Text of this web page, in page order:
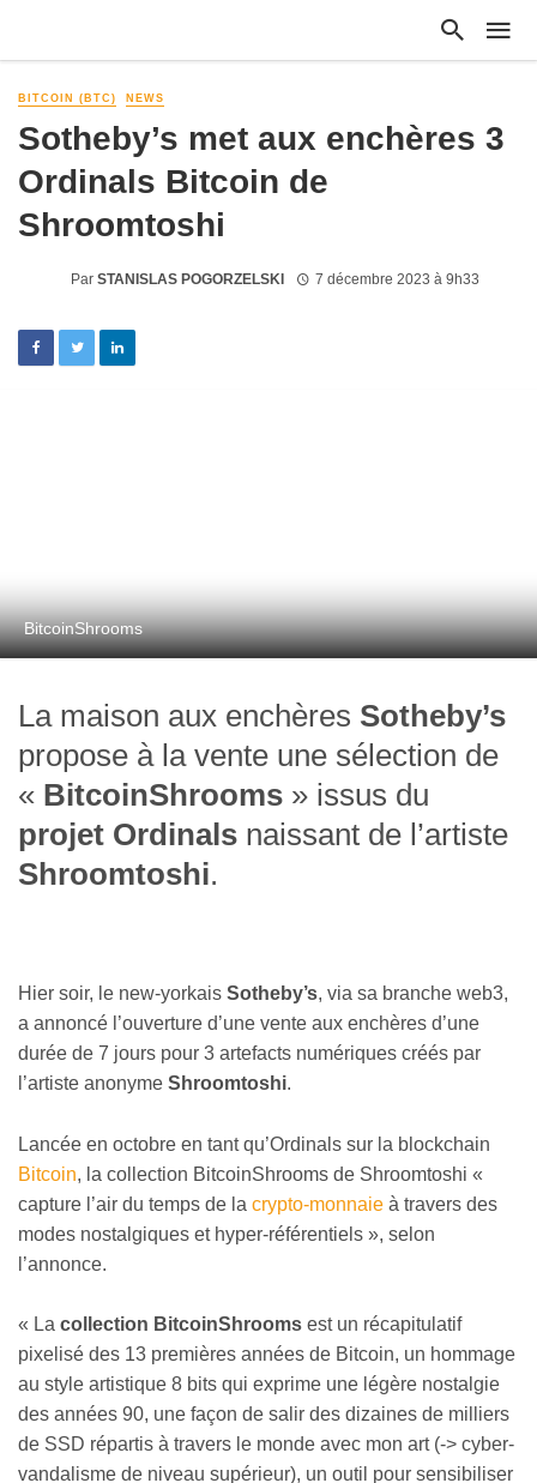
BITCOIN (BTC) NEWS
Sotheby’s met aux enchères 3
Ordinals Bitcoin de
Shroomtoshi
Par STANISLAS POGORZELSKI 7 décembre 2023 à 9h33
BitcoinShrooms
La maison aux enchères Sotheby’s
propose à la vente une sélection de
« BitcoinShrooms » issus du
projet Ordinals naissant de l’artiste
Shroomtoshi.
Hier soir, le new-yorkais Sotheby’s, via sa branche web3,
a annoncé l’ouverture d’une vente aux enchères d’une
durée de 7 jours pour 3 artefacts numériques créés par
l’artiste anonyme Shroomtoshi.
Lancée en octobre en tant qu’Ordinals sur la blockchain
Bitcoin, la collection BitcoinShrooms de Shroomtoshi «
capture l’air du temps de la crypto-monnaie à travers des
modes nostalgiques et hyper-référentiels », selon
l’annonce.
« La collection BitcoinShrooms est un récapitulatif
pixelisé des 13 premières années de Bitcoin, un hommage
au style artistique 8 bits qui exprime une légère nostalgie
des années 90, une façon de salir des dizaines de milliers
de SSD répartis à travers le monde avec mon art (-> cyber-
vandalisme de niveau supérieur), un outil pour sensibiliser